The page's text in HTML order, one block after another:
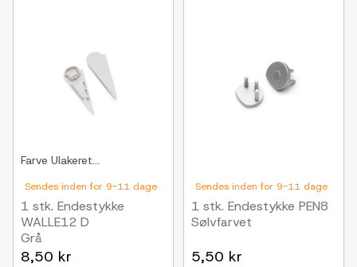
Sendes inden for 9-11 dage
Farve Ulakeret...
1 stk. Endestykke
WALLE12 D
Grå
8,50 kr
Sendes inden for 9-11 dage
1 stk. Endestykke PEN8
Sølvfarvet
5,50 kr